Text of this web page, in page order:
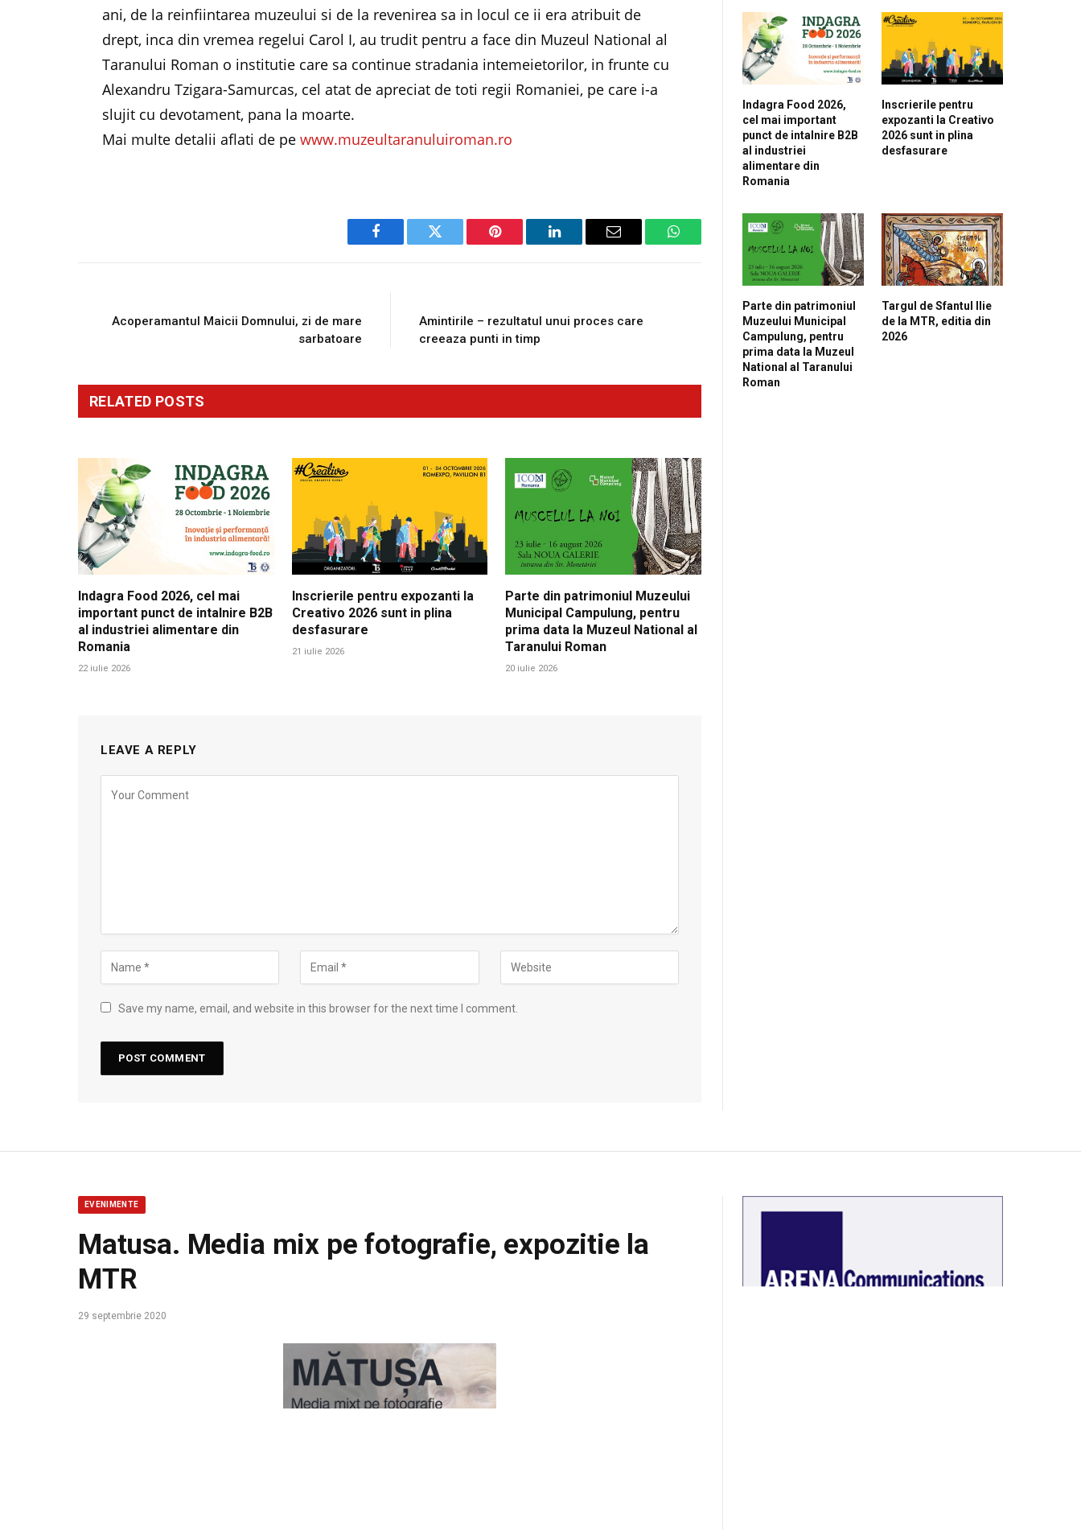
ani, de la reinfiintarea muzeului si de la revenirea sa in locul ce ii era atribuit de
drept, inca din vremea regelui Carol I, au trudit pentru a face din Muzeul National al
Taranului Roman o institutie care sa continue stradania intemeietorilor, in frunte cu
Alexandru Tzigara-Samurcas, cel atat de apreciat de toti regii Romaniei, pe care i-a
slujit cu devotament, pana la moarte.
Mai multe detalii aflati de pewww.muzeultaranuluiroman.ro
Facebook Twitter Pinterest LinkedIn Email WhatsApp
Acoperamantul Maicii Domnului, zi de mare
sarbatoare
Amintirile – rezultatul unui proces care
creeaza punti in timp
RELATED POSTS
Indagra Food 2026, cel mai
important punct de intalnire B2B
al industriei alimentare din
Romania
22 iulie 2026
Inscrierile pentru expozanti la
Creativo 2026 sunt in plina
desfasurare
21 iulie 2026
Parte din patrimoniul Muzeului
Municipal Campulung, pentru
prima data la Muzeul National al
Taranului Roman
20 iulie 2026
LEAVE A REPLY
Save my name, email, and website in this browser for the next time I comment.
Indagra Food 2026,
cel mai important
punct de intalnire B2B
al industriei
alimentare din
Romania
Inscrierile pentru
expozanti la Creativo
2026 sunt in plina
desfasurare
Parte din patrimoniul
Muzeului Municipal
Campulung, pentru
prima data la Muzeul
National al Taranului
Roman
Targul de Sfantul Ilie
de la MTR, editia din
2026
EVENIMENTE
Matusa. Media mix pe fotografie, expozitie la
MTR
29 septembrie 2020